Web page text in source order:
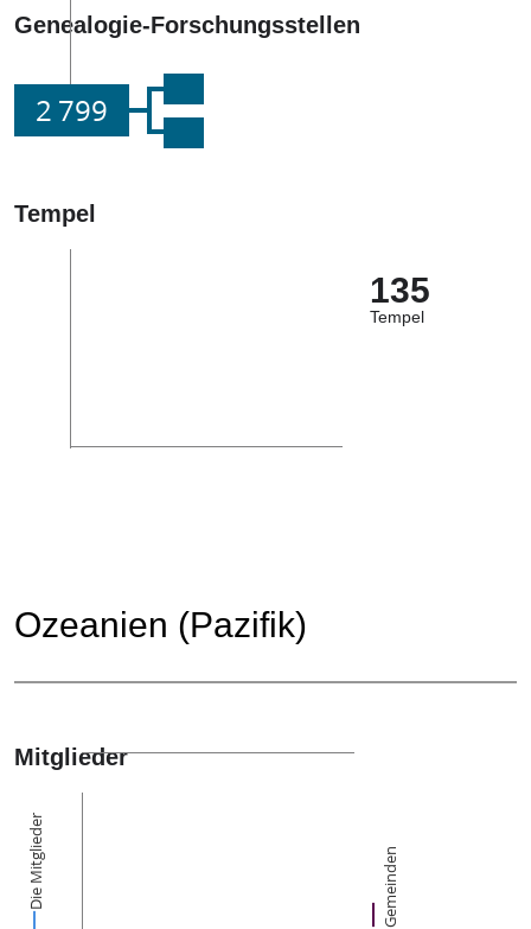
Genealogie-Forschungsstellen
2 799
Tempel
135
Tempel
Ozeanien (Pazifik)
Mitglieder
Die Mitglieder Gemeinden